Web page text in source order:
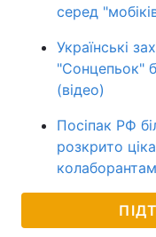
серед
Українські
"Сонцепьок"
(відео)
Посіпак РФ
розкрито